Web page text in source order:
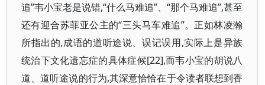
追”韦小宝老是说错,“什么马难追”、“那个马难追”,甚至
还有迎合苏菲亚公主的“三头马车难追”。正如林凌瀚
所指出的,成语的道听途说、误记误用,实际上是异族
统治下文化遗忘症的具体症候[22],而韦小宝的胡说八
道、道听途说的行为,其深意恰恰在于令读者联想到香